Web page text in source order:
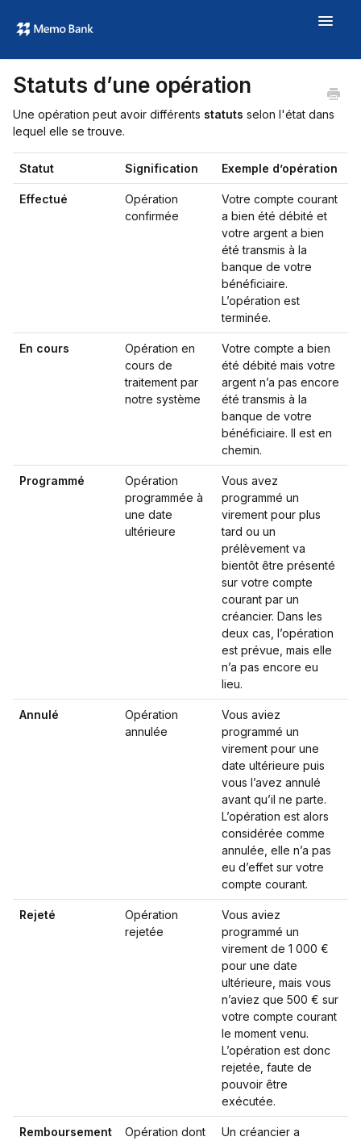
Toggle
À propos
Statuts d’une opération
Une opération peut avoir différents statuts selon l'état dans
lequel elle se trouve.
Statut Signification Exemple d’opération
Effectué
Opération
confirmée
Votre compte courant
a bien été débité et
votre argent a bien
été transmis à la
banque de votre
bénéficiaire.
L’opération est
terminée.
En cours
Opération en
cours de
traitement par
notre système
Votre compte a bien
été débité mais votre
argent n’a pas encore
été transmis à la
banque de votre
bénéficiaire. Il est en
chemin.
Programmé
Opération
programmée à
une date
ultérieure
Vous avez
programmé un
virement pour plus
tard ou un
prélèvement va
bientôt être présenté
sur votre compte
courant par un
créancier. Dans les
deux cas, l’opération
est prévue, mais elle
n’a pas encore eu
lieu.
Annulé
Opération
annulée
Vous aviez
programmé un
virement pour une
date ultérieure puis
vous l’avez annulé
avant qu’il ne parte.
L’opération est alors
considérée comme
annulée, elle n’a pas
eu d’effet sur votre
compte courant.
Rejeté
Opération
rejetée
Vous aviez
programmé un
virement de 1 000 €
pour une date
ultérieure, mais vous
n’aviez que 500 € sur
votre compte courant
le moment venu.
L’opération est donc
rejetée, faute de
pouvoir être
exécutée.
Remboursement
Opération dont
Un créancier a